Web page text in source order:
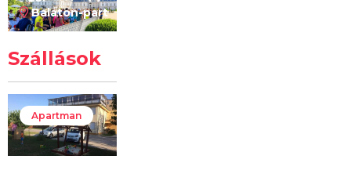
Balaton-part
Szállások
Apartman